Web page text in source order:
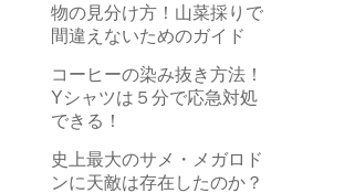
物の見分け方！山菜採りで
間違えないためのガイド
コーヒーの染み抜き方法！
Yシャツは５分で応急対処
できる！
史上最大のサメ・メガロド
ンに天敵は存在したのか？